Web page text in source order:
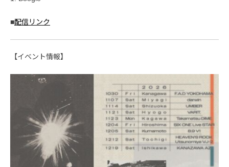
■配信リンク
【イベント情報】